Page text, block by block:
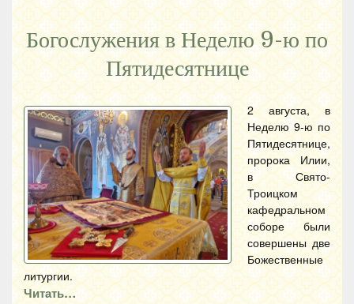
Богослужения в Неделю 9-ю по
Пятидесятнице
2 августа, в
Неделю 9-ю по
Пятидесятнице,
пророка Илии,
в Свято-
Троицком
кафедральном
соборе были
совершены две
Божественные
литургии.
Читать…